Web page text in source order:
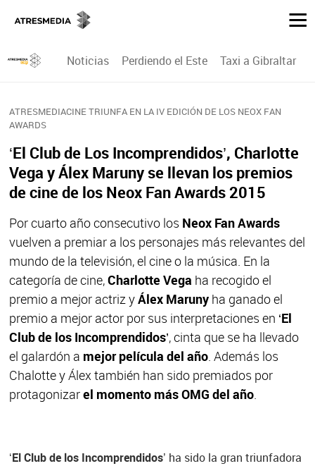
Noticias Perdiendo el Este Taxi a Gibraltar
ATRESMEDIACINE TRIUNFA EN LA IV EDICIÓN DE LOS NEOX FAN
AWARDS
‘El Club de Los Incomprendidos’, Charlotte
Vega y Álex Maruny se llevan los premios
de cine de los Neox Fan Awards 2015
Por cuarto año consecutivo los Neox Fan Awards
vuelven a premiar a los personajes más relevantes del
mundo de la televisión, el cine o la música. En la
categoría de cine,Charlotte Vega ha recogido el
premio a mejor actriz yÁlex Maruny ha ganado el
premio a mejor actor por sus interpretaciones en ‘El
Club de los Incomprendidos’, cinta que se ha llevado
el galardón a mejor película del año. Además los
Chalotte y Álex también han sido premiados por
protagonizarel momento más OMG del año.
‘El Club de los Incomprendidos’ ha sido la gran triunfadora